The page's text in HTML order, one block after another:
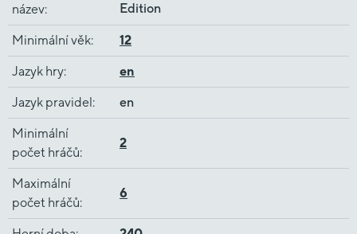
název:
Edition
Minimální věk: 12
Jazyk hry: en
Jazyk pravidel: en
Minimální
počet hráčů:
2
Maximální
počet hráčů:
6